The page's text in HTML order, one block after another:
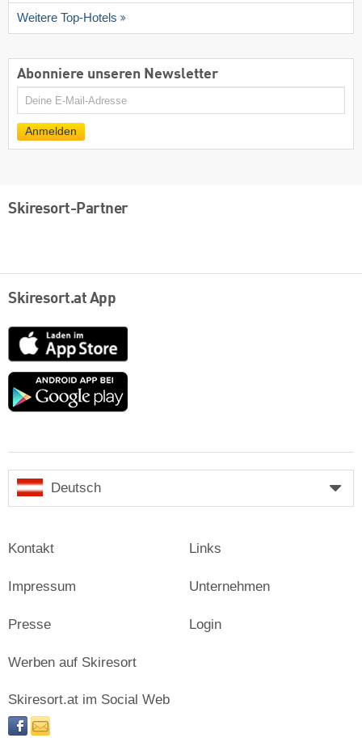
Weitere Top-Hotels
Abonniere unseren Newsletter
E-
Anmelden
Skiresort-Partner
Skiresort.at App
App
Store
Google
Deutsch
Kontakt
Impressum
Presse
Links
Unternehmen
Login
Werben auf Skiresort
Skiresort.at im Social Web
facebooknewsletter